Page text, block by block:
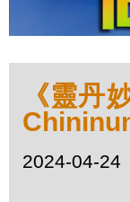
《靈丹
2024-04-24